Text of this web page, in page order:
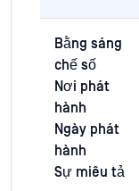
Bằng sáng
chế số
Nơi phát
hành
Ngày phát
hành
Sự miêu tả